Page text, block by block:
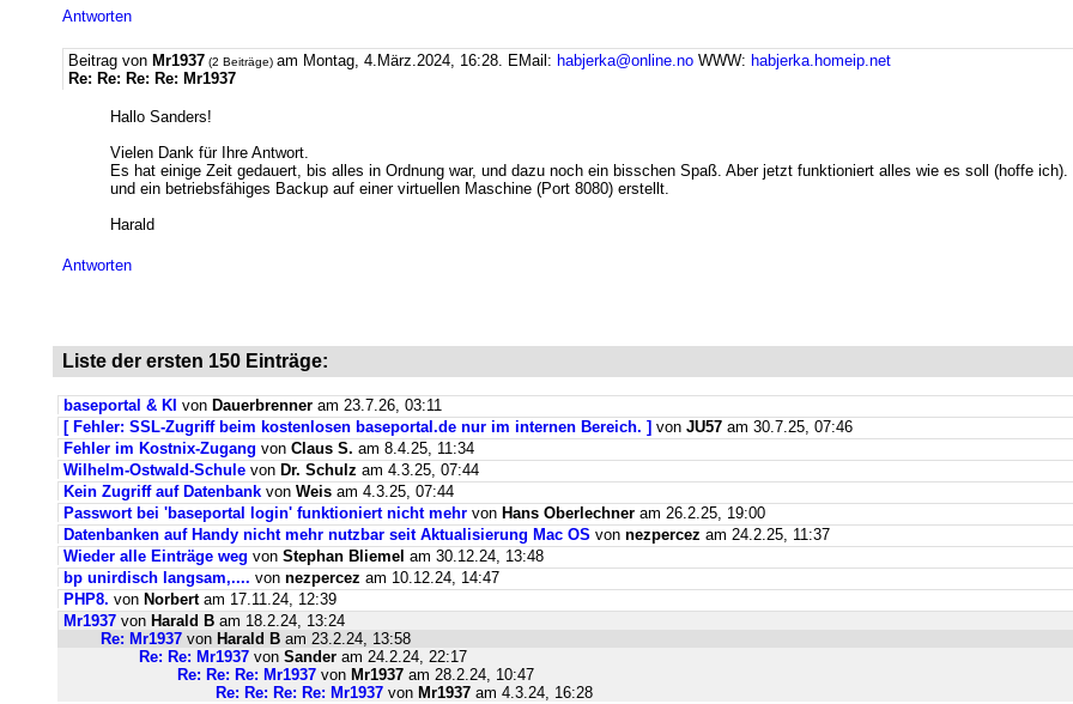
Antworten
Beitrag von Mr1937 (2 Beiträge) am Montag, 4.März.2024, 16:28. EMail: habjerka@online.no WWW: habjerka.homeip.net
Re: Re: Re: Re: Mr1937
Hallo Sanders!
Vielen Dank für Ihre Antwort.
Es hat einige Zeit gedauert, bis alles in Ordnung war, und dazu noch ein bisschen Spaß. Aber jetzt funktioniert alles wie es soll (hoffe
und ein betriebsfähiges Backup auf einer virtuellen Maschine (Port 8080) erstellt.
Harald
Antworten
Liste der ersten 150 Einträge:
baseportal & KI von Dauerbrenner am 23.7.26, 03:11
[ Fehler: SSL-Zugriff beim kostenlosen baseportal.de nur im internen Bereich. ] von JU57 am 30.7.25, 07:46
Fehler im Kostnix-Zugang von Claus S. am 8.4.25, 11:34
Wilhelm-Ostwald-Schule von Dr. Schulz am 4.3.25, 07:44
Kein Zugriff auf Datenbank von Weis am 4.3.25, 07:44
Passwort bei 'baseportal login' funktioniert nicht mehr von Hans Oberlechner am 26.2.25, 19:00
Datenbanken auf Handy nicht mehr nutzbar seit Aktualisierung Mac OS von nezpercez am 24.2.25, 11:37
Wieder alle Einträge weg von Stephan Bliemel am 30.12.24, 13:48
bp unirdisch langsam,.... von nezpercez am 10.12.24, 14:47
PHP8. von Norbertam 17.11.24, 12:39
Mr1937 von Harald B am 18.2.24, 13:24
Re: Mr1937 von Harald B am 23.2.24, 13:58
Re: Re: Mr1937 von Sander am 24.2.24, 22:17
Re: Re: Re: Mr1937 von Mr1937 am 28.2.24, 10:47
Re: Re: Re: Re: Mr1937 von Mr1937 am 4.3.24, 16:28